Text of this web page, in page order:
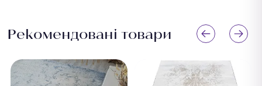
Рекомендовані товари